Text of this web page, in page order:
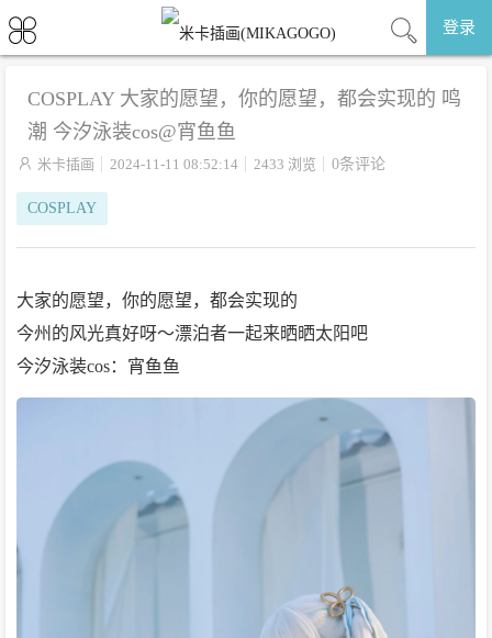
登录
COSPLAY 大家的愿望，你的愿望，都会实现的 鸣
潮 今汐泳装cos@宵鱼鱼
 米卡插画 2024-11-11 08:52:14 2433 浏览 0条评论
COSPLAY
大家的愿望，你的愿望，都会实现的
今州的风光真好呀～漂泊者一起来晒晒太阳吧
今汐泳装cos：宵鱼鱼